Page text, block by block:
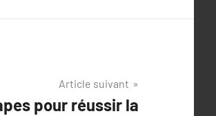
Article suivant
pour réussir la